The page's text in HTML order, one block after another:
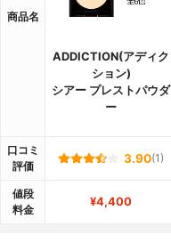
商品名
ADDICTION(アディク
ション)
シアー プレストパウダ
ー
口コミ
評価
3.90(1)
値段
料金
¥4,400